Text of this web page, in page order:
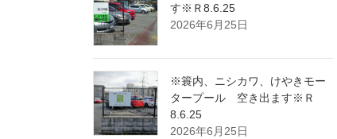
す※Ｒ8.6.25
2026年6月25日
※簑内、ニシカワ、けやきモー
タープール 空き出ます※Ｒ
8.6.25
2026年6月25日